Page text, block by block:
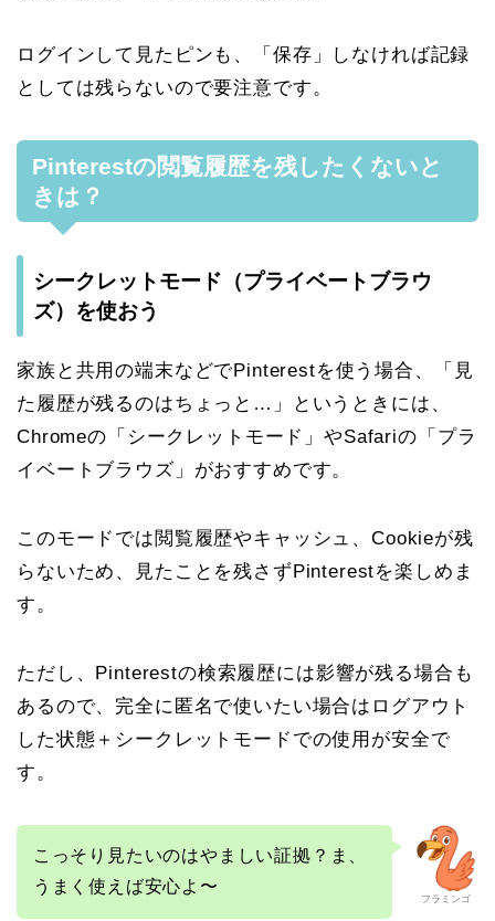
ログインして見たピンも、「保存」しなければ記録
としては残らないので要注意です。
Pinterestの閲覧履歴を残したくないと
きは？
シークレットモード（プライベートブラウ
ズ）を使おう
家族と共用の端末などでPinterestを使う場合、「見
た履歴が残るのはちょっと…」というときには、
Chromeの「シークレットモード」やSafariの「プラ
イベートブラウズ」がおすすめです。
このモードでは閲覧履歴やキャッシュ、Cookieが残
らないため、見たことを残さずPinterestを楽しめま
す。
ただし、Pinterestの検索履歴には影響が残る場合も
あるので、完全に匿名で使いたい場合はログアウト
した状態＋シークレットモードでの使用が安全で
す。
フラミンゴ
こっそり見たいのはやましい証拠？ま、
うまく使えば安心よ〜